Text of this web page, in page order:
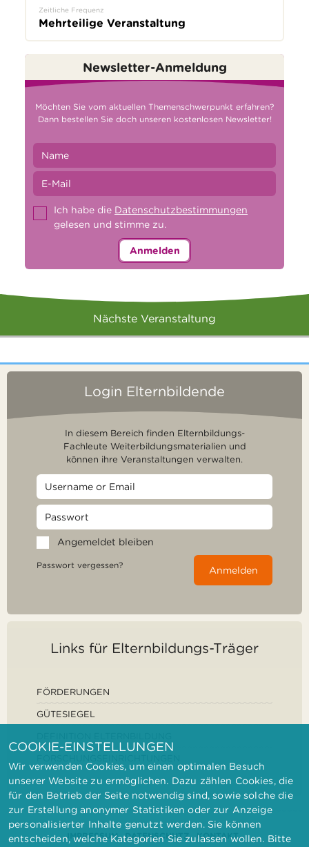
Zeitliche Frequenz
Mehrteilige Veranstaltung
Newsletter-Anmeldung
Möchten Sie vom aktuellen Themenschwerpunkt erfahren?
Dann bestellen Sie doch unseren kostenlosen Newsletter!
Ich habe die Datenschutzbestimmungen
gelesen und stimme zu.
Anmelden
Nächste Veranstaltung
Login Elternbildende
In diesem Bereich finden Elternbildungs-
Fachleute Weiterbildungsmaterialien und
können ihre Veranstaltungen verwalten.
Angemeldet bleiben
Passwort vergessen? Anmelden
Links für Elternbildungs-Träger
FÖRDERUNGEN
GÜTESIEGEL
IMPRESSUM DATENSCHUTZ KONTAKT
COOKIE-EINSTELLUNGEN
Wir verwenden Cookies, um einen optimalen Besuch
unserer Website zu ermöglichen. Dazu zählen Cookies, die
für den Betrieb der Seite notwendig sind, sowie solche die
zur Erstellung anonymer Statistiken oder zur Anzeige
personalisierter Inhalte genutzt werden. Sie können
entscheiden, welche Kategorien Sie zulassen wollen. Bitte